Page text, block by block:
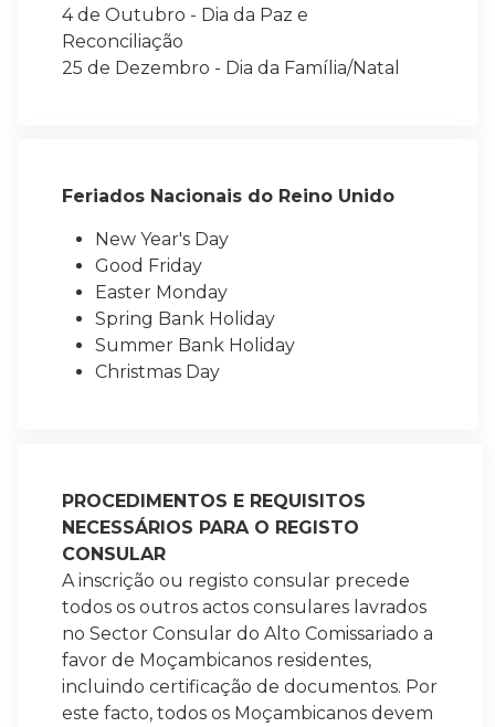
4 de Outubro - Dia da Paz e
Reconciliação
25 de Dezembro - Dia da Família/Natal
Feriados Nacionais do Reino Unido
New Year's Day
Good Friday
Easter Monday
Spring Bank Holiday
Summer Bank Holiday
Christmas Day
PROCEDIMENTOS E REQUISITOS
NECESSÁRIOS PARA O REGISTO
CONSULAR
A inscrição ou registo consular precede
todos os outros actos consulares lavrados
no Sector Consular do Alto Comissariado a
favor de Moçambicanos residentes,
incluindo certificação de documentos. Por
este facto, todos os Moçambicanos devem